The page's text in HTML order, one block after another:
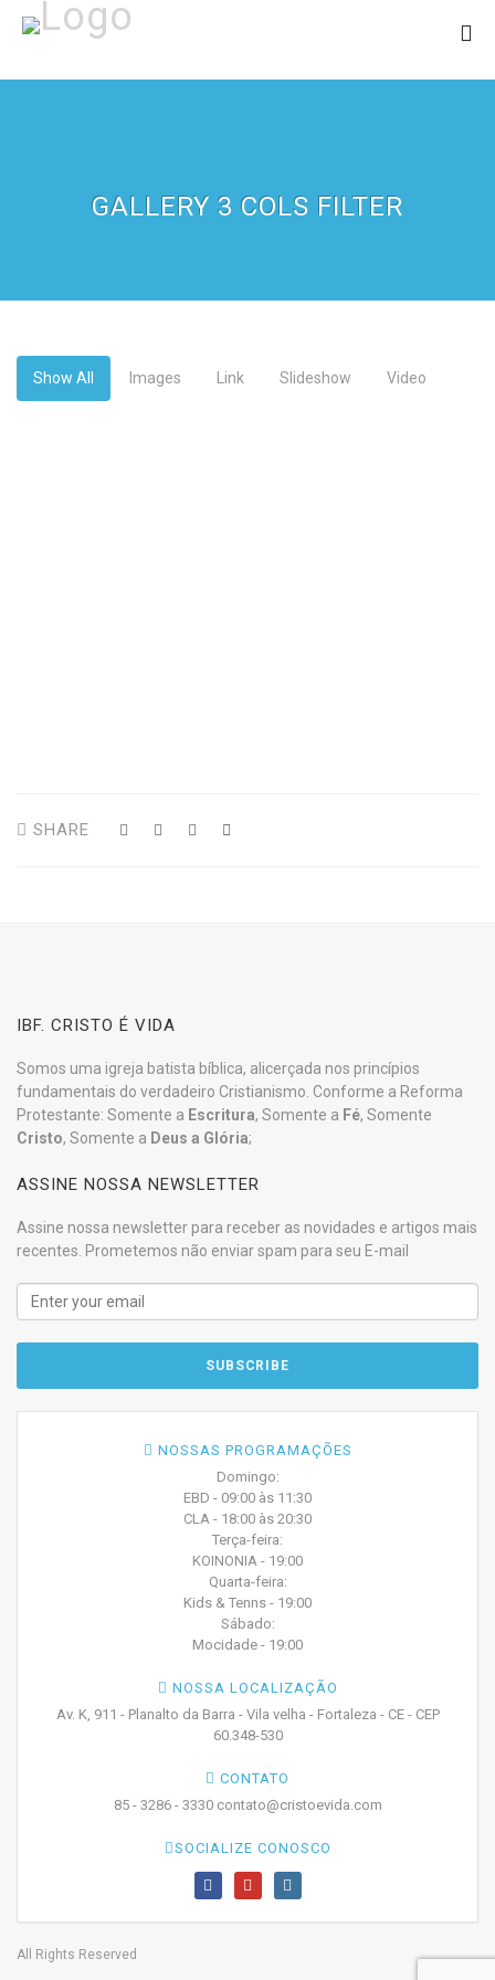
GALLERY 3 COLS FILTER
Show All Images Link Slideshow Video
SHARE
IBF. CRISTO É VIDA
Somos uma igreja batista bíblica, alicerçada nos princípios
fundamentais do verdadeiro Cristianismo. Conforme a Reforma
Protestante: Somente a Escritura, Somente a Fé, Somente
Cristo, Somente a Deus a Glória;
ASSINE NOSSA NEWSLETTER
Assine nossa newsletter para receber as novidades e artigos mais
recentes. Prometemos não enviar spam para seu E-mail
NOSSAS PROGRAMAÇÕES
Domingo:
EBD - 09:00 às 11:30
CLA - 18:00 às 20:30
Terça-feira:
KOINONIA - 19:00
Quarta-feira:
Kids & Tenns - 19:00
Sábado:
Mocidade - 19:00
NOSSA LOCALIZAÇÃO
Av. K, 911 - Planalto da Barra - Vila velha - Fortaleza - CE - CEP
60.348-530
CONTATO
85 - 3286 - 3330 contato@cristoevida.com
SOCIALIZE CONOSCO
All Rights Reserved